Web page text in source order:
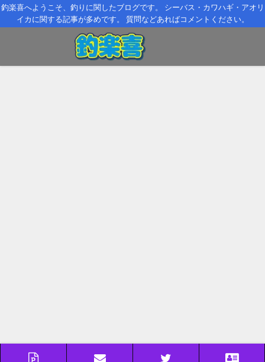
釣楽喜へようこそ、釣りに関したブログです。 シーバス・カワハギ・アオリ
イカに関する記事が多めです。 質問などあればコメントください。